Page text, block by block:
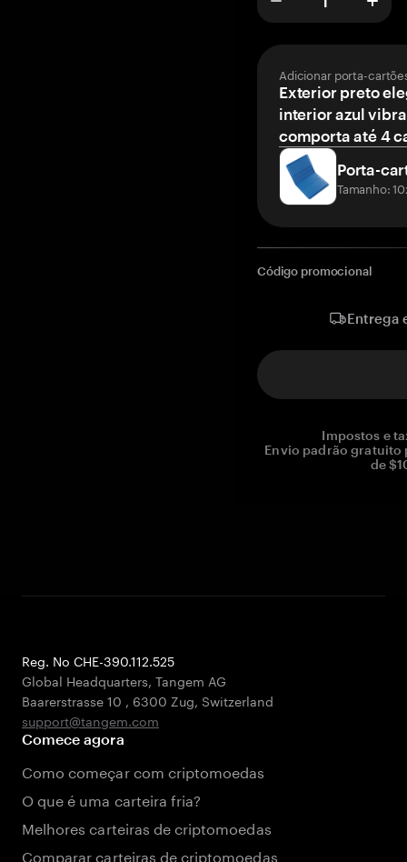
Adicionar porta-
Exterior preto
interior azul
comporta até 4
Porta-
Tamanho:
Código promocional
Entrega
Impostos e
Envio padrão gratuito
de
Reg. No CHE-390.112.525
Global Headquarters, Tangem AG
Baarerstrasse 10 , 6300 Zug, Switzerland
support@tangem.com
Comece agora
Como começar com criptomoedas
O que é uma carteira fria?
Melhores carteiras de criptomoedas
Comparar carteiras de criptomoedas